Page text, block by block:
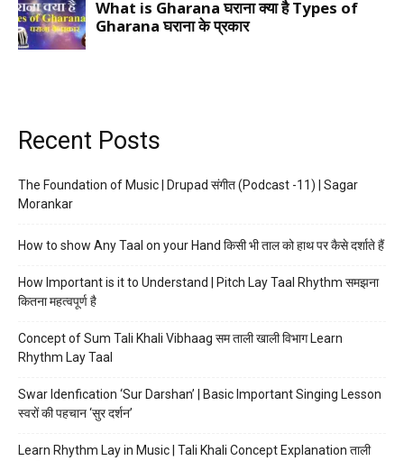
Recent Posts
The Foundation of Music | Drupad संगीत (Podcast -11) | Sagar
Morankar
How to show Any Taal on your Hand किसी भी ताल को हाथ पर कैसे दर्शाते हैं
How Important is it to Understand | Pitch Lay Taal Rhythm समझना
कितना महत्वपूर्ण है
Concept of Sum Tali Khali Vibhaag सम ताली खाली विभाग Learn
Rhythm Lay Taal
Swar Idenfication ‘Sur Darshan’ | Basic Important Singing Lesson
स्वरों की पहचान ‘सुर दर्शन’
Learn Rhythm Lay in Music | Tali Khali Concept Explanation ताली